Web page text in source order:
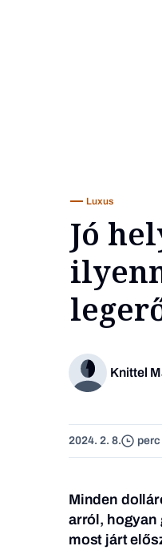
Luxus
Jó
Knittel
2024. 2. 8. perc
Minden
arról, hogyan
most járt